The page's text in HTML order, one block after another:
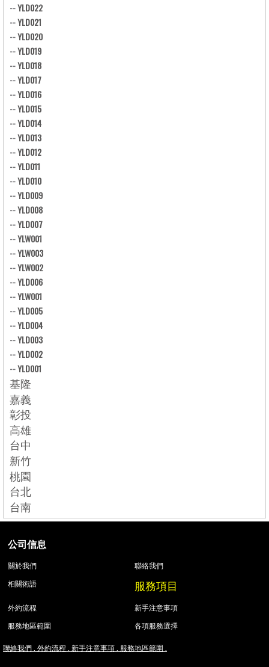
--YLD022
--YLD021
--YLD020
--YLD019
--YLD018
--YLD017
--YLD016
--YLD015
--YLD014
--YLD013
--YLD012
--YLD011
--YLD010
--YLD009
--YLD008
--YLD007
--YLW001
--YLW003
--YLW002
--YLD006
--YLW001
--YLD005
--YLD004
--YLD003
--YLD002
--YLD001
基隆
嘉義
彰投
高雄
台中
新竹
桃園
台北
台南
公司信息
關於我們
聯絡我們
相關術語
服務項目
外約流程
新手注意事項
服務地區範圍
各項服務選擇
聯絡我們 . 外約流程 . 新手注意事項 . 服務地區範圍 .